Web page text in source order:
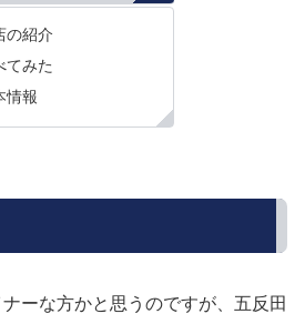
の紹介
てみた
情報
ーな方かと思うのですが、五反田